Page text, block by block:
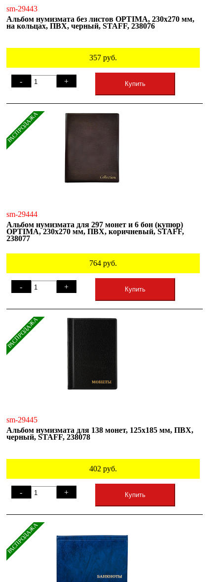
sm-29443
Альбом нумизмата без листов OPTIMA, 230х270 мм,
на кольцах, ПВХ, черный, STAFF, 238076
357 руб.
- + Купить
РАСПРОДАЖА
sm-29444
Альбом нумизмата для 297 монет и 6 бон (купюр)
OPTIMA, 230х270 мм, ПВХ, коричневый, STAFF,
238077
764 руб.
- + Купить
РАСПРОДАЖА
sm-29445
Альбом нумизмата для 138 монет, 125х185 мм, ПВХ,
черный, STAFF, 238078
402 руб.
- + Купить
РАСПРОДАЖА